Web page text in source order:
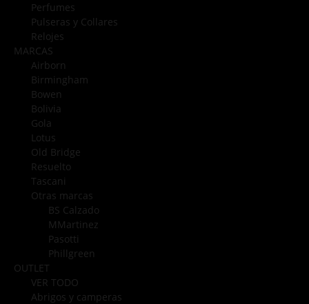
Perfumes
Pulseras y Collares
Relojes
MARCAS
Airborn
Birmingham
Bowen
Bolivia
Gola
Lotus
Old Bridge
Resuelto
Tascani
Otras marcas
BS Calzado
MMartinez
Pasotti
Phillgreen
OUTLET
VER TODO
Abrigos y camperas